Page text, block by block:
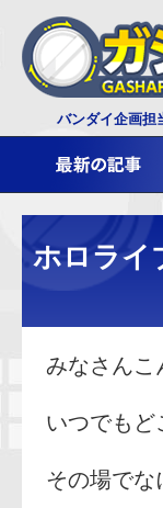
バンダイ企画担
ホロライ
みなさんこ
いつでもど
その場でな